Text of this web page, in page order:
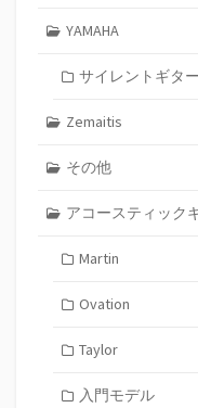
YAMAHA
サイレントギター
Zemaitis
その他
アコースティック
Martin
Ovation
Taylor
入門モデル